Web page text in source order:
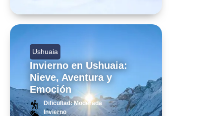
Ushuaia
Invierno en Ushuaia:
Nieve, Aventura y
Emoción
Dificultad: Moderada
Invierno